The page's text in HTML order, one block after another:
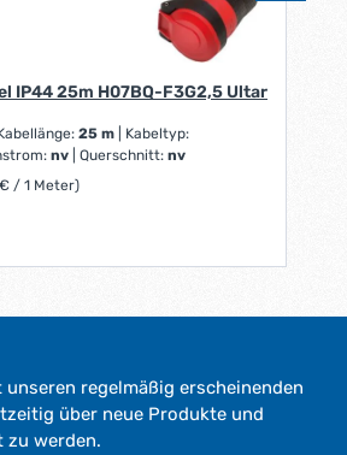
IP44 25m H07BQ-F3G2,5 Ultar
25 m
Kabeltyp:
nv Querschnitt:nv
/ 1 Meter)
regelmäßig erscheinenden
über neue Produkte und
werden.